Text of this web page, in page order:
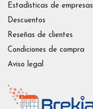
Estadísticas de empresas
Descuentos
Reseñas de clientes
Condiciones de compra
Aviso legal